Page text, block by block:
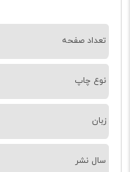
تعداد صفحه
نوع چاپ
زبان
سال نشر